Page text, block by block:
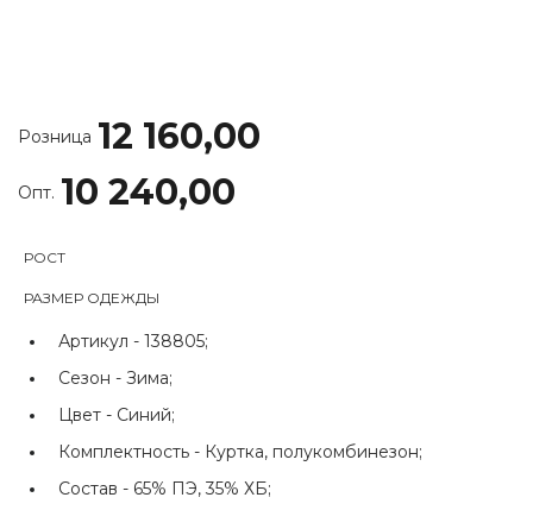
Розница 12 160,00
Опт. 10 240,00
РОСТ
РАЗМЕР ОДЕЖДЫ
Артикул - 138805;
Сезон - Зима;
Цвет - Синий;
Комплектность - Куртка, полукомбинезон;
Состав - 65% ПЭ, 35% ХБ;